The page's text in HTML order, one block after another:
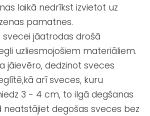
laikā nedrīkst izvietot uz
pamatnes.
svecei jāatrodas drošā
uzliesmojošiem materiāliem.
jāievēro, dedzinot sveces
arī sveces, kuru
3 - 4 cm, to ilgā degšanas
neatstājiet degošas sveces bez